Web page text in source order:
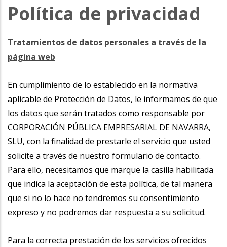
Política de privacidad
Tratamientos de datos personales a través de la
página web
En cumplimiento de lo establecido en la normativa
aplicable de Protección de Datos, le informamos de que
los datos que serán tratados como responsable por
CORPORACIÓN PÚBLICA EMPRESARIAL DE NAVARRA,
SLU, con la finalidad de prestarle el servicio que usted
solicite a través de nuestro formulario de contacto.
Para ello, necesitamos que marque la casilla habilitada
que indica la aceptación de esta política, de tal manera
que si no lo hace no tendremos su consentimiento
expreso y no podremos dar respuesta a su solicitud.
Para la correcta prestación de los servicios ofrecidos